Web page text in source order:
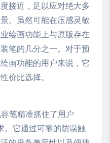
接近，足以应对绝大多
。虽然可能在压感灵敏
绘画功能上与原版存在
笔的几分之一。对于预
画功能的用户来说，它
价比选择。
笔精准抓住了用户
。它通过可靠的防误触